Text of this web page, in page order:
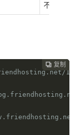
不限
 复制
 复制
 复制